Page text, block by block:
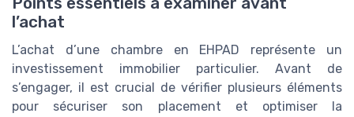
l’achat
L’achat d’une chambre en EHPAD représente un
investissement immobilier particulier. Avant de
s’engager, il est crucial de vérifier plusieurs éléments
pour sécuriser son placement et optimiser la